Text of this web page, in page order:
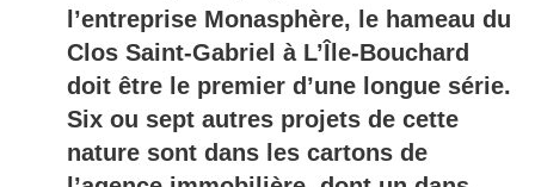
l’entreprise Monasphère, le hameau du
Clos Saint-Gabriel à L’Île-Bouchard
doit être le premier d’une longue série.
Six ou sept autres projets de cette
nature sont dans les cartons de